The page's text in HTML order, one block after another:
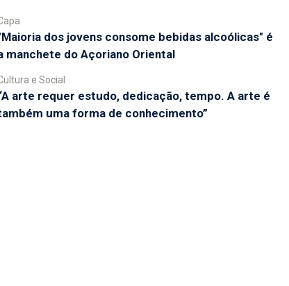
dos jovens consome bebidas alcoólicas" é
manchete do Açoriano Oriental
e Social
arte requer estudo, dedicação, tempo. A arte é
uma forma de conhecimento”